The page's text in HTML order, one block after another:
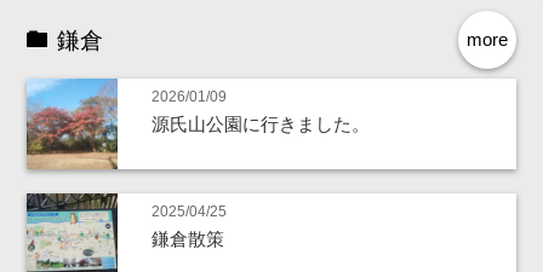
more
鎌倉
2026/01/09
源氏山公園に行きました。
2025/04/25
鎌倉散策